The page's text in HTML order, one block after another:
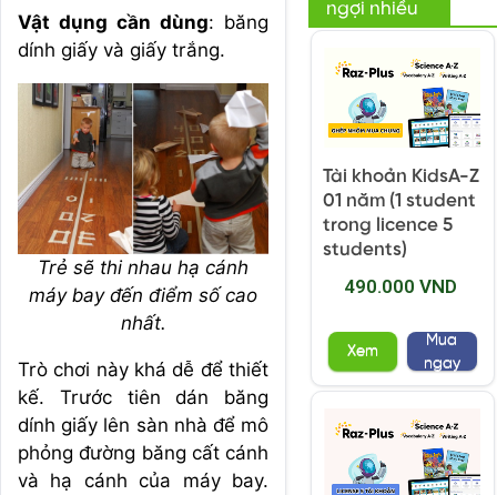
Vật dụng cần dùng: băng
dính giấy và giấy trắng.
Trẻ sẽ thi nhau hạ cánh
máy bay đến điểm số cao
nhất.
Trò chơi này khá dễ để thiết
kế. Trước tiên dán băng
dính giấy lên sàn nhà để mô
phỏng đường băng cất cánh
và hạ cánh của máy bay.
ngợi nhiều
Tài khoản KidsA-Z
01 năm (1 student
trong licence 5
students)
490.000 VND
Xem
Mua
ngay